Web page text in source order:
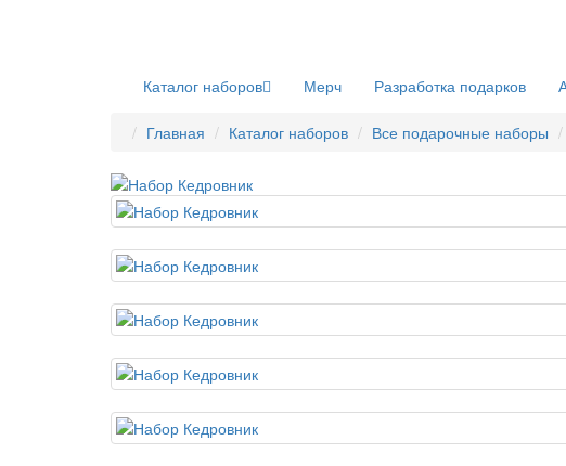
Каталог наборов Мерч Разработка подарков
Главная Каталог наборов Все подарочные наборы